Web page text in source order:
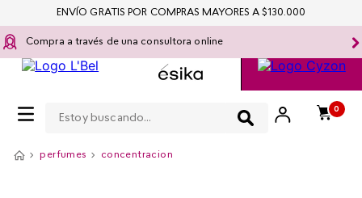
Compra a través de una consultora online
0
ENVÍO GRATIS POR COMPRAS MAYORES A $130.000
perfumes concentracion